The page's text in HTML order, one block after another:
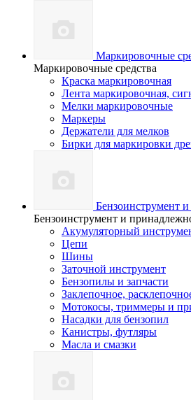
Маркировочные
Маркировочные средства
Краска маркировочная
Лента маркировочная,
Мелки маркировочные
Маркеры
Держатели для мелков
Бирки для маркировки
Бензоинструмент
Бензоинструмент и
Акумуляторный
Цепи
Шины
Заточной инструмент
Бензопилы и запчасти
Заклепочное,
Мотокосы, триммеры и
Насадки для бензопил
Канистры, футляры
Масла и смазки